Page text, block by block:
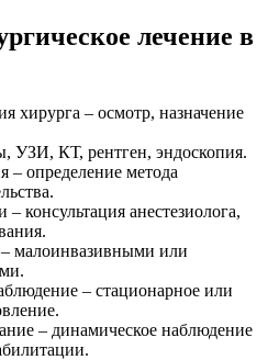
лечение в
хирурга – осмотр, назначение
УЗИ, КТ, рентген, эндоскопия.
– определение метода
консультация анестезиолога,
малоинвазивными или
– стационарное или
– динамическое наблюдение